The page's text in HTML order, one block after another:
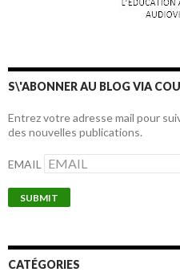
S\'ABONNER AU BLOG VIA
Entrez votre adresse mail pour
des nouvelles publications.
EMAIL
CATÉGORIES